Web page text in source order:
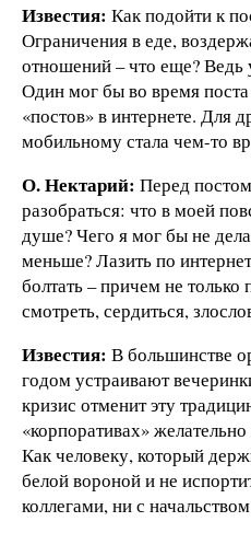
Известия: Как подойти к
Ограничения в еде,
отношений – что еще? Ведь
Один мог бы во время
«постов» в интернете. Для
мобильному стала чем-то
О. Нектарий: Перед
разобраться: что в моей
душе? Чего я мог бы не
меньше? Лазить по
болтать – причем не
смотреть, сердиться,
Известия: В большинстве
годом устраивают
кризис отменит эту
«корпоративах»
Как человеку, который
белой вороной и не
коллегами, ни с